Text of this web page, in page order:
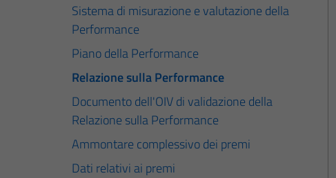
Sistema di misurazione e valutazione della
Performance
Piano della Performance
Relazione sulla Performance
Documento dell'OIV di validazione della
Relazione sulla Performance
Ammontare complessivo dei premi
Dati relativi ai premi